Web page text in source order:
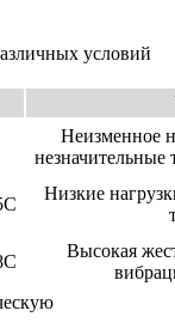
условий
Неизменное
незначительные
Низкие
Высокая